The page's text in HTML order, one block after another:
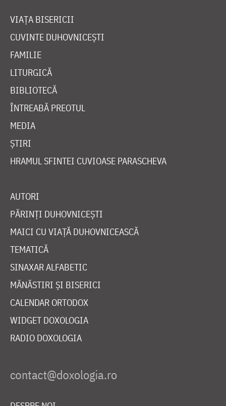
VIAȚA BISERICII
CUVINTE DUHOVNICEȘTI
FAMILIE
LITURGICĂ
BIBLIOTECĂ
ÎNTREABĂ PREOTUL
MEDIA
ȘTIRI
HRAMUL SFINTEI CUVIOASE PARASCHEVA
AUTORI
PĂRINȚI DUHOVNICEȘTI
MAICI CU VIAȚĂ DUHOVNICEASCĂ
TEMATICĂ
SINAXAR ALFABETIC
MĂNĂSTIRI ȘI BISERICI
CALENDAR ORTODOX
WIDGET DOXOLOGIA
RADIO DOXOLOGIA